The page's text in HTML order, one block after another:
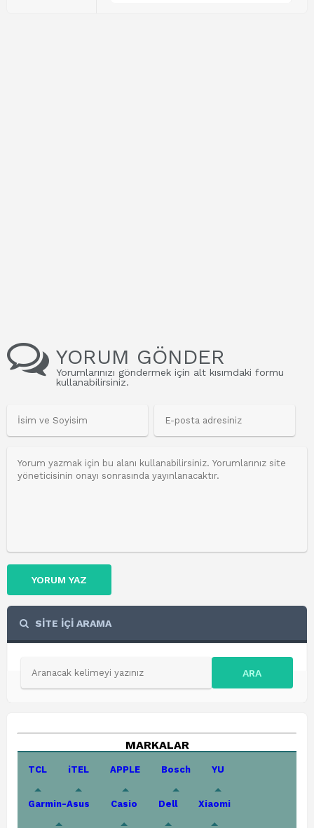
YORUM GÖNDER
Yorumlarınızı göndermek için alt kısımdaki formu
kullanabilirsiniz.
YORUM YAZ
SİTE İÇİ ARAMA
ARA
MARKALAR
TCL iTEL APPLE Bosch YU
Garmin-Asus Casio Dell Xiaomi